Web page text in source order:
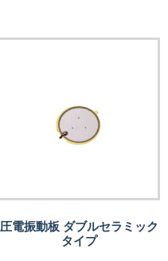
圧電振動板 ダブルセラミック
タイプ